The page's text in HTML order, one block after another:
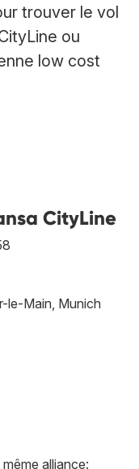
trouver le vol
ou
low cost
CityLine
le-Main, Munich
alliance: